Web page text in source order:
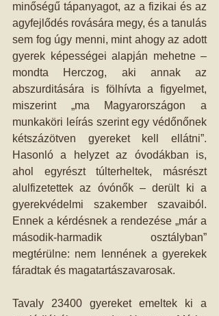
minőségű tápanyagot, az a fizikai és az
agyfejlődés rovására megy, és a tanulás
sem fog úgy menni, mint ahogy az adott
gyerek képességei alapján mehetne –
mondta Herczog, aki annak az
abszurditására is fölhívta a figyelmet,
miszerint „ma Magyarországon a
munkaköri leírás szerint egy védőnőnek
kétszázötven gyereket kell ellátni”.
Hasonló a helyzet az óvodákban is,
ahol egyrészt túlterheltek, másrészt
alulfizetettek az óvónők – derült ki a
gyerekvédelmi szakember szavaiból.
Ennek a kérdésnek a rendezése „már a
második-harmadik osztályban”
megtérülne: nem lennének a gyerekek
fáradtak és magatartászavarosak.
Tavaly 23400 gyereket emeltek ki a